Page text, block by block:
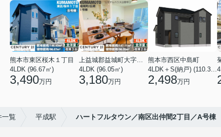
熊本市東区桜木１丁目
4LDK (96.67㎡)
3,490万円
4LDK (96.05㎡)
3,180万円
熊本市西区中島町
2,498万円
一覧 平成駅 ハートフルタウン／南区出仲間2丁目／A号棟